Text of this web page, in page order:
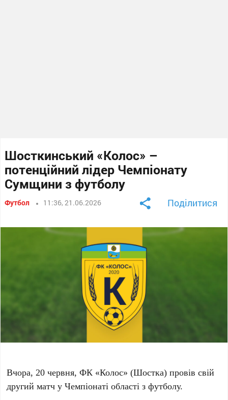
Шосткинський «Колос» –
потенційний лідер Чемпіонату
Сумщини з футболу
Футбол 11:36, 21.06.2026 Поділитися
Вчора, 20 червня, ФК «Колос» (Шостка) провів свій
другий матч у Чемпіонаті області з футболу.